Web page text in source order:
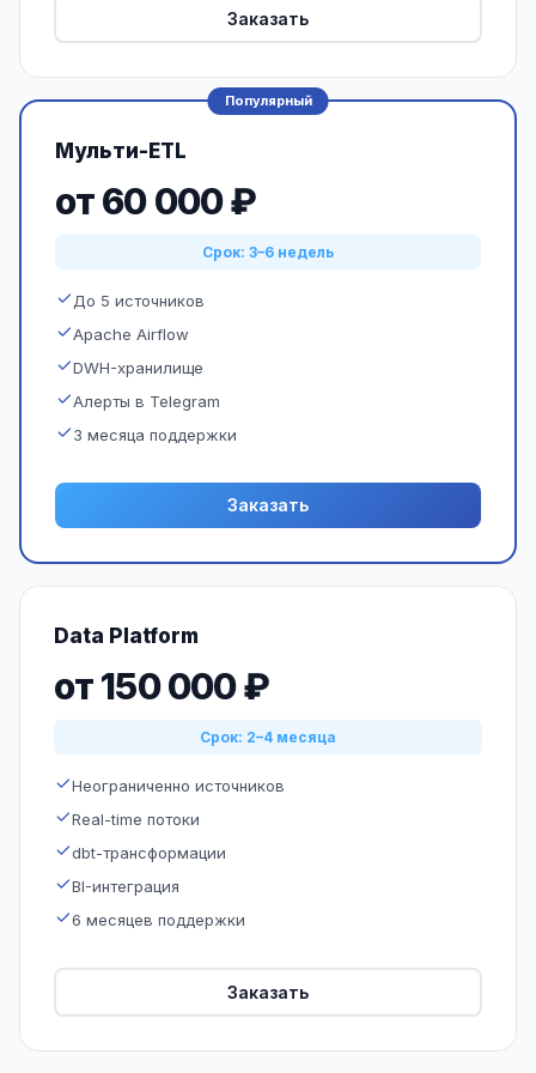
Заказать
Популярный
Мульти-ETL
от 60 000 ₽
Срок: 3–6 недель
До 5 источников
Apache Airflow
DWH-хранилище
Алерты в Telegram
3 месяца поддержки
Заказать
Data Platform
от 150 000 ₽
Срок: 2–4 месяца
Неограниченно источников
Real-time потоки
dbt-трансформации
BI-интеграция
6 месяцев поддержки
Заказать